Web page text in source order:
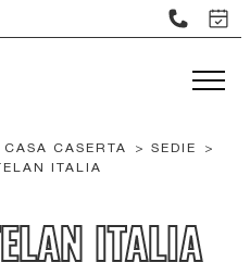
CASERTA > SEDIE
>
ITALIA
ITALIA